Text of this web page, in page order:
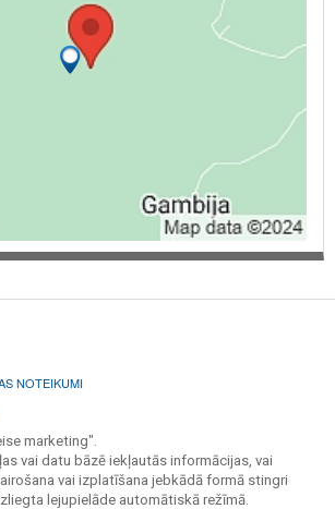
NOTEIKUMI
marketing".
vai datu bāzē iekļautās informācijas, vai
vai izplatīšana jebkādā formā stingri
lejupielāde automātiskā režīmā.